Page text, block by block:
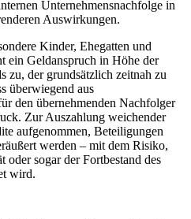
Unternehmensnachfolge in
Auswirkungen.
Kinder, Ehegatten und
ein Geldanspruch in Höhe der
zu, der grundsätzlich zeitnah zu
überwiegend aus
den übernehmenden Nachfolger
Zur Auszahlung weichender
aufgenommen, Beteiligungen
werden – mit dem Risiko,
oder sogar der Fortbestand des
wird.